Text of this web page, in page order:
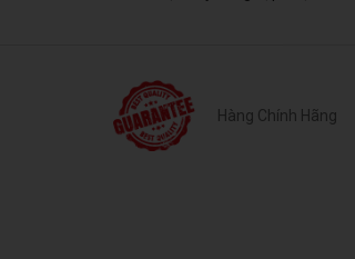
Hàng Chính Hãng